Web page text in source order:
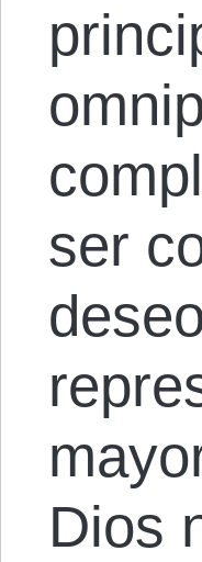
ser
Dios